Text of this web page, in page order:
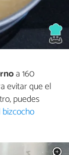
a 160
evitar que el
puedes